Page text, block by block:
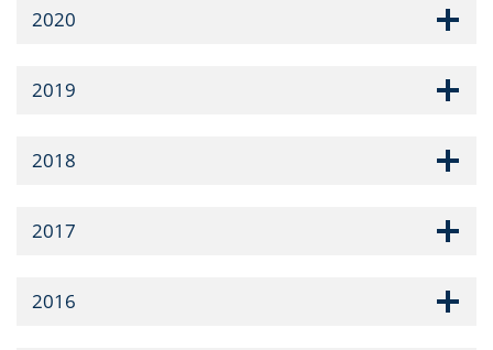
2020
2019
2018
2017
2016